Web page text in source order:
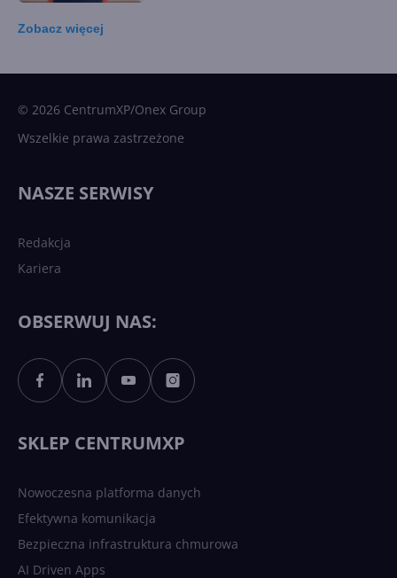
Sztuczna inteligencja po
polsku. Dość barier
Zobacz więcej
© 2026 CentrumXP/Onex Group
Wszelkie prawa zastrzeżone
NASZE SERWISY
Redakcja
Kariera
OBSERWUJ NAS:
SKLEP CENTRUMXP
Nowoczesna platforma danych
Efektywna komunikacja
Bezpieczna infrastruktura chmurowa
AI Driven Apps